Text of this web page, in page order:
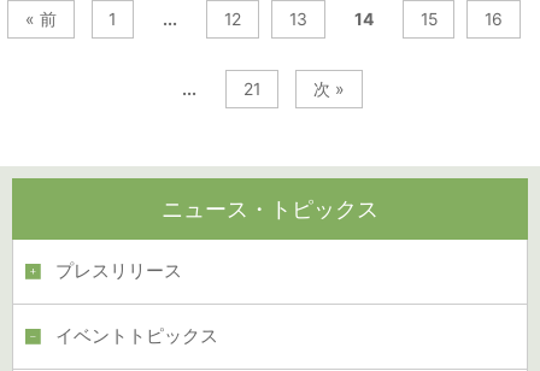
« 前 1 ... 12 13 14 15 16
... 21 次 »
ニュース・トピックス
プレスリリース
イベントトピックス